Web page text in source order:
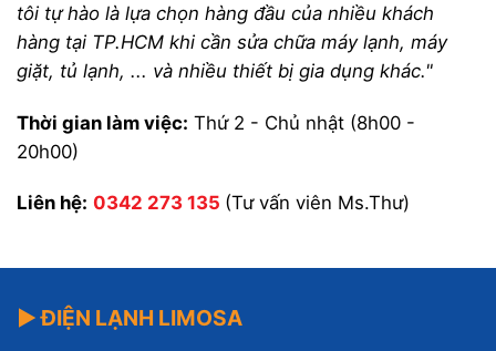
tôi tự hào là lựa chọn hàng đầu của nhiều khách
hàng tại TP.HCM khi cần sửa chữa máy lạnh, máy
giặt, tủ lạnh, ... và nhiều thiết bị gia dụng khác."
Thời gian làm việc: Thứ 2 - Chủ nhật (8h00 -
20h00)
Liên hệ: 0342 273 135 (Tư vấn viên Ms.Thư)
▶ ĐIỆN LẠNH LIMOSA